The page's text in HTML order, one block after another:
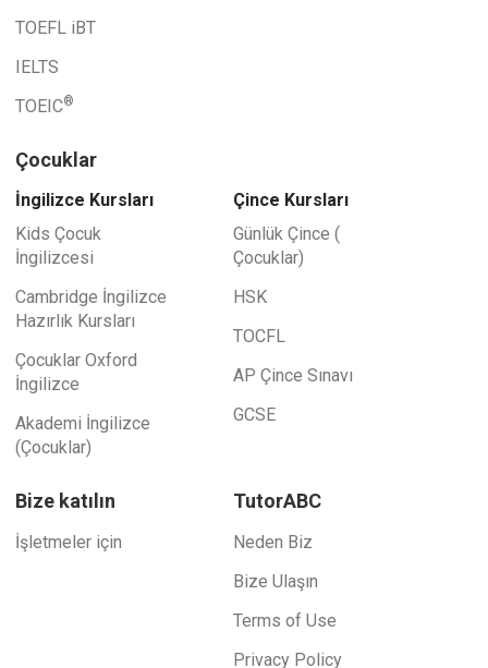
TOEFL iBT
IELTS
TOEIC®
Çocuklar
İngilizce Kursları
Kids Çocuk
İngilizcesi
Cambridge İngilizce
Hazırlık Kursları
Çocuklar Oxford
İngilizce
Akademi İngilizce
(Çocuklar)
Çince Kursları
Günlük Çince (
Çocuklar)
HSK
TOCFL
AP Çince Sınavı
GCSE
Bize katılın
İşletmeler için
TutorABC
Neden Biz
Bize Ulaşın
Terms of Use
Privacy Policy